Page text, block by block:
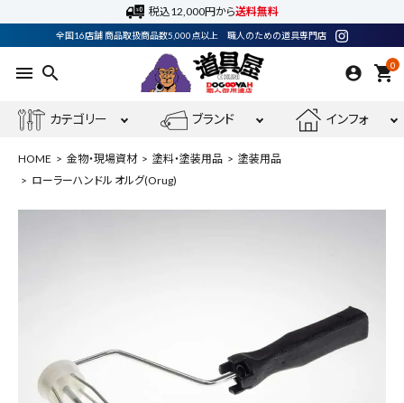
税込12,000円から送料無料
全国16店舗 商品取扱商品数5,000点以上 職人のための道具専門店
menu search 0
shopping_cart
カテゴリー ブランド インフォ
HOME 金物・現場資材 塗料・塗装用品
塗装用品
ローラーハンドル オルグ(Orug)